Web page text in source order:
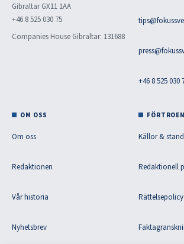
Gibraltar GX11 1AA
+46 8 525 030 75
Companies House Gibraltar: 131688
+46 8 525 030
OM OSS
Om oss
Redaktionen
Vår historia
Nyhetsbrev
Källor &
Redaktionell
Rättelsepolicy